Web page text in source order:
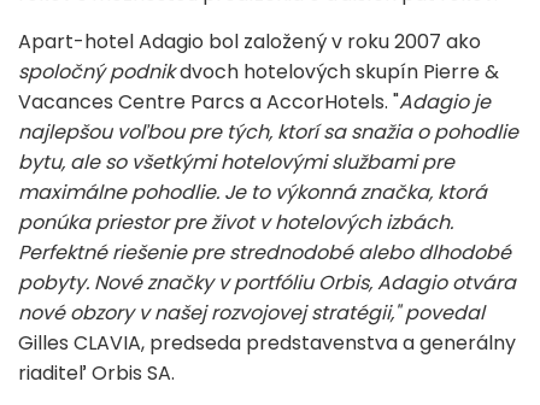
Apart-hotel Adagio bol založený v roku 2007 ako
spoločný podnikdvoch hotelových skupín Pierre &
Vacances Centre Parcs a AccorHotels. "Adagio je
najlepšou voľbou pre tých, ktorí sa snažia o pohodlie
bytu, ale so všetkými hotelovými službami pre
maximálne pohodlie. Je to výkonná značka, ktorá
ponúka priestor pre život v hotelových izbách.
Perfektné riešenie pre strednodobé alebo dlhodobé
pobyty. Nové značky v portfóliu Orbis, Adagio otvára
nové obzory v našej rozvojovej stratégii," povedal
Gilles CLAVIA, predseda predstavenstva a generálny
riaditeľ Orbis SA.